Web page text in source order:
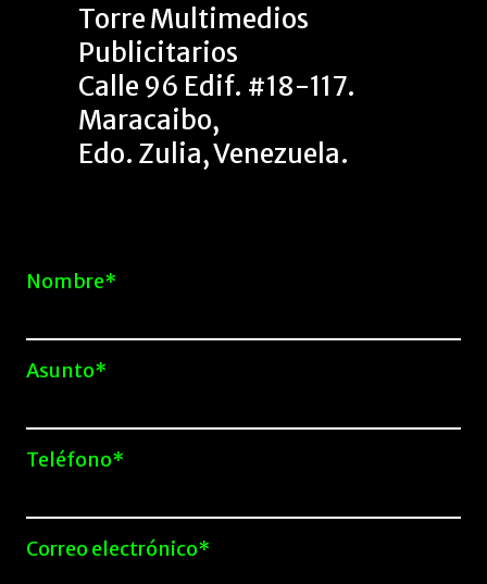
Torre Multimedios
Publicitarios
Calle 96 Edif. #18-117.
Maracaibo,
Edo. Zulia, Venezuela.
Nombre*
Asunto*
Teléfono*
Correo electrónico*